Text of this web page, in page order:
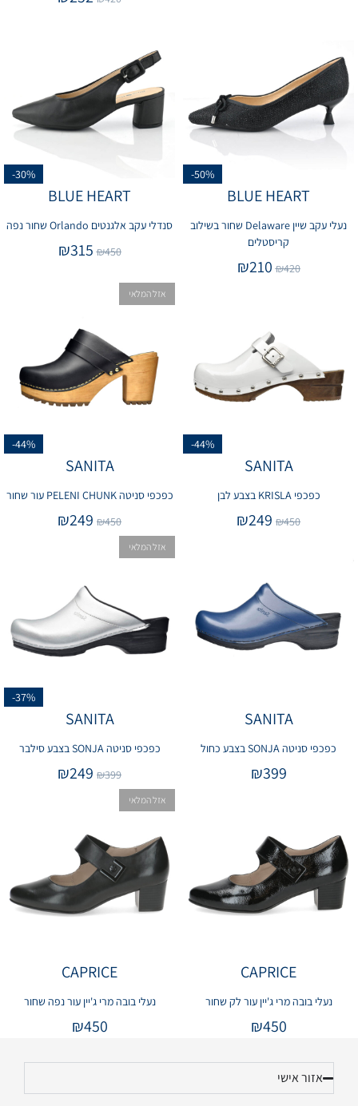
-50%
BLUE HEART
נעלי עקב שיין Delaware שחור בשילוב
קריסטלים
₪420
₪210
-30%
BLUE HEART
סנדלי עקב אלגנטים Orlando שחור נפה
₪450
₪315
-44%
SANITA
כפכפי KRISLA בצבע לבן
₪450
₪249
-44%
אזל המלאי
SANITA
כפכפי סניטה PELENI CHUNK עור שחור
₪450
₪249
SANITA
כפכפי סניטה SONJA בצבע כחול
₪399
-37%
אזל המלאי
SANITA
כפכפי סניטה SONJA בצבע סילבר
₪399
₪249
CAPRICE
נעלי בובה מרי ג'יין עור לק שחור
₪450
אזל המלאי
CAPRICE
נעלי בובה מרי ג'יין עור נפה שחור
₪450
אזור אישי